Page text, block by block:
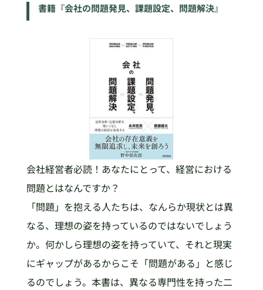
書籍『会社の問題発見、課題設定、問題解決』
会社経営者必読！あなたにとって、経営における
問題とはなんですか？
「問題」を抱える人たちは、なんらか現状とは異
なる、理想の姿を持っているのではないでしょう
か。何かしら理想の姿を持っていて、それと現実
にギャップがあるからこそ「問題がある」と感じ
るのでしょう。本書は、異なる専門性を持った二